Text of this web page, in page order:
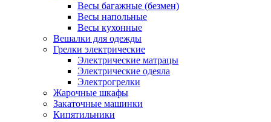
Весы багажные (безмен)
Весы напольные
Весы кухонные
Вешалки для одежды
Грелки электрические
Электрические матрацы
Электрические одеяла
Электрогрелки
Жарочные шкафы
Закаточные машинки
Кипятильники